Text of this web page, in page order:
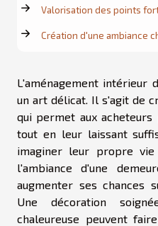
Valorisation des points
Création d'une ambiance
L'aménagement intérieur
un art délicat. Il s'agit de
qui permet aux
tout en leur laissant
imaginer leur propre
l'ambiance d'une
augmenter ses chances
Une décoration
chaleureuse peuvent